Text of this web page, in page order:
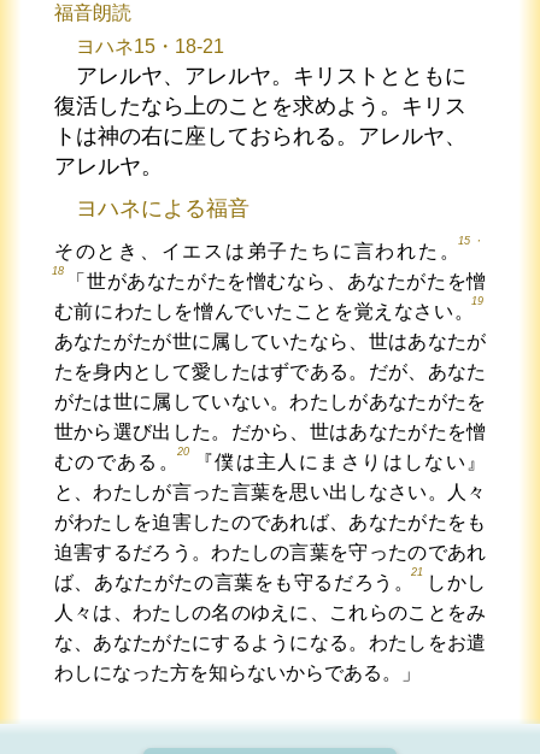
福音朗読
ヨハネ15・18-21
アレルヤ、アレルヤ。キリストとともに
復活したなら上のことを求めよう。キリス
トは神の右に座しておられる。アレルヤ、
アレルヤ。
ヨハネによる福音
そのとき、イエスは弟子たちに言われた。
15・
18
「世があなたがたを憎むなら、あなたがたを憎
む前にわたしを憎んでいたことを覚えなさい。
19
あなたがたが世に属していたなら、世はあなたが
たを身内として愛したはずである。だが、あなた
がたは世に属していない。わたしがあなたがたを
世から選び出した。だから、世はあなたがたを憎
むのである。
20
『僕は主人にまさりはしない』
と、わたしが言った言葉を思い出しなさい。人々
がわたしを迫害したのであれば、あなたがたをも
迫害するだろう。わたしの言葉を守ったのであれ
ば、あなたがたの言葉をも守るだろう。
21
しかし
人々は、わたしの名のゆえに、これらのことをみ
な、あなたがたにするようになる。わたしをお遣
わしになった方を知らないからである。」